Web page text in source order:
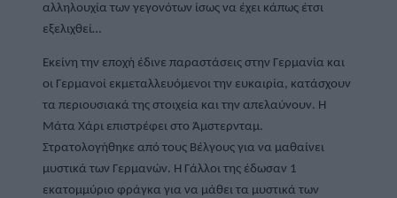
αλληλουχία των γεγονότων ίσως να έχει κάπως έτσι
εξελιχθεί…
Εκείνη την εποχή έδινε παραστάσεις στην Γερμανία και
οι Γερμανοί εκμεταλλευόμενοι την ευκαιρία, κατάσχουν
τα περιουσιακά της στοιχεία και την απελαύνουν. Η
Μάτα Χάρι επιστρέφει στο Άμστερνταμ.
Στρατολογήθηκε από τους Βέλγους για να μαθαίνει
μυστικά των Γερμανών. Η Γάλλοι της έδωσαν 1
εκατομμύριο φράγκα για να μάθει τα μυστικά των